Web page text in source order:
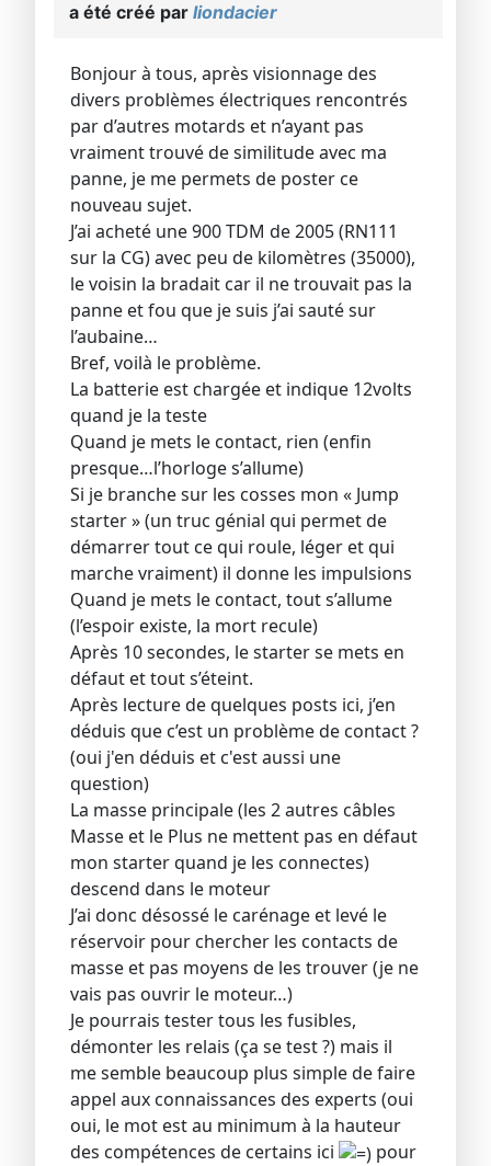
a été créé par liondacier
Bonjour à tous, après visionnage des
divers problèmes électriques rencontrés
par d’autres motards et n’ayant pas
vraiment trouvé de similitude avec ma
panne, je me permets de poster ce
nouveau sujet.
J’ai acheté une 900 TDM de 2005 (RN111
sur la CG) avec peu de kilomètres (35000),
le voisin la bradait car il ne trouvait pas la
panne et fou que je suis j’ai sauté sur
l’aubaine…
Bref, voilà le problème.
La batterie est chargée et indique 12volts
quand je la teste
Quand je mets le contact, rien (enfin
presque…l’horloge s’allume)
Si je branche sur les cosses mon « Jump
starter » (un truc génial qui permet de
démarrer tout ce qui roule, léger et qui
marche vraiment) il donne les impulsions
Quand je mets le contact, tout s’allume
(l’espoir existe, la mort recule)
Après 10 secondes, le starter se mets en
défaut et tout s’éteint.
Après lecture de quelques posts ici, j’en
déduis que c’est un problème de contact ?
(oui j'en déduis et c'est aussi une
question)
La masse principale (les 2 autres câbles
Masse et le Plus ne mettent pas en défaut
mon starter quand je les connectes)
descend dans le moteur
J’ai donc désossé le carénage et levé le
réservoir pour chercher les contacts de
masse et pas moyens de les trouver (je ne
vais pas ouvrir le moteur…)
Je pourrais tester tous les fusibles,
démonter les relais (ça se test ?) mais il
me semble beaucoup plus simple de faire
appel aux connaissances des experts (oui
oui, le mot est au minimum à la hauteur
des compétences de certains ici
pour